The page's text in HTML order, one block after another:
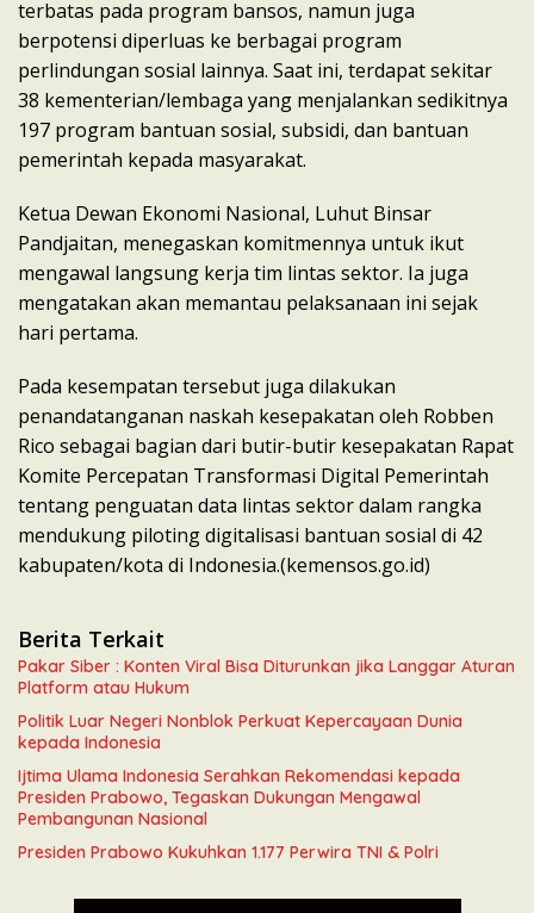
terbatas pada program bansos, namun juga
berpotensi diperluas ke berbagai program
perlindungan sosial lainnya. Saat ini, terdapat sekitar
38 kementerian/lembaga yang menjalankan sedikitnya
197 program bantuan sosial, subsidi, dan bantuan
pemerintah kepada masyarakat.
Ketua Dewan Ekonomi Nasional, Luhut Binsar
Pandjaitan, menegaskan komitmennya untuk ikut
mengawal langsung kerja tim lintas sektor. Ia juga
mengatakan akan memantau pelaksanaan ini sejak
hari pertama.
Pada kesempatan tersebut juga dilakukan
penandatanganan naskah kesepakatan oleh Robben
Rico sebagai bagian dari butir-butir kesepakatan Rapat
Komite Percepatan Transformasi Digital Pemerintah
tentang penguatan data lintas sektor dalam rangka
mendukung piloting digitalisasi bantuan sosial di 42
kabupaten/kota di Indonesia.(kemensos.go.id)
Berita Terkait
Pakar Siber : Konten Viral Bisa Diturunkan jika Langgar Aturan
Platform atau Hukum
Politik Luar Negeri Nonblok Perkuat Kepercayaan Dunia
kepada Indonesia
Ijtima Ulama Indonesia Serahkan Rekomendasi kepada
Presiden Prabowo, Tegaskan Dukungan Mengawal
Pembangunan Nasional
Presiden Prabowo Kukuhkan 1.177 Perwira TNI & Polri